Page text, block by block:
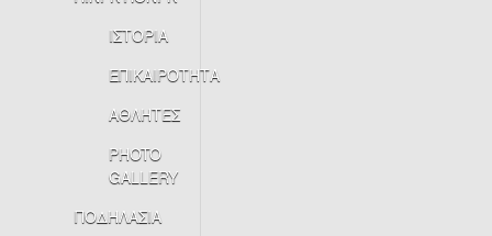
ΙΣΤΟΡΙΑ
ΕΠΙΚΑΙΡΟΤΗΤΑ
ΑΘΛΗΤΕΣ
PHOTO
GALLERY
ΠΟΔΗΛΑΣΙΑ